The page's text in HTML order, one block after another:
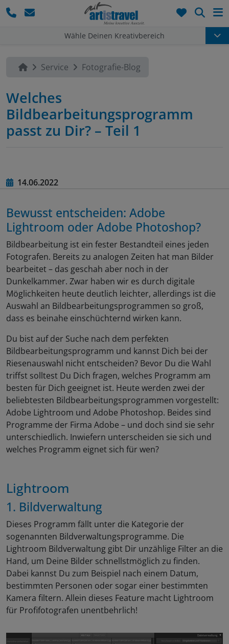
Wähle Deinen Kreativbereich
Service Fotografie-Blog
Welches
Bildbearbeitungsprogramm
passt zu Dir? – Teil 1
14.06.2022
Bewusst entscheiden: Adobe
Lightroom oder Adobe Photoshop?
Bildbearbeitung ist ein fester Bestandteil eines jeden
Fotografen. Bereits zu analogen Zeiten hat man Bilder
bearbeitet – das geschah aber noch in der
Dunkelkammer. Zwar haben wir es durch digitale
Möglichkeiten heute deutlich leichter, allerdings ist die
Auswahl an Bildbearbeitungsprogrammen so groß,
dass es beinahe einschüchternd wirken kann.
Du bist auf der Suche nach dem perfekten
Bildbearbeitungsprogramm und kannst Dich bei der
Riesenauswahl nicht entscheiden? Bevor Du die Wahl
triffst solltest Du Dich fragen, welches Programm am
besten für Dich geeignet ist. Heute werden zwei der
beliebtesten Bildbearbeitungsprogrammen vorgestellt:
Adobe Lightroom und Adobe Photoshop. Beides sind
Programme der Firma Adobe – und doch sind sie sehr
unterschiedlich. Inwiefern unterscheiden sie sich und
welches Programm eignet sich für wen?
Lightroom
1. Bildverwaltung
Dieses Programm fällt unter die Kategorie der
sogenannten Bildverwaltungsprogramme. Die
Lightroom Bildverwaltung gibt Dir unzählige Filter an die
Hand, um Deine Bilder schnellstmöglich zu finden.
Dabei kannst Du zum Beispiel nach einem Datum,
bestimmten Personen oder sogar einer bestimmten
Kamera filtern. Allein dieses Feature macht Lightroom
für Profifotografen unentbehrlich!